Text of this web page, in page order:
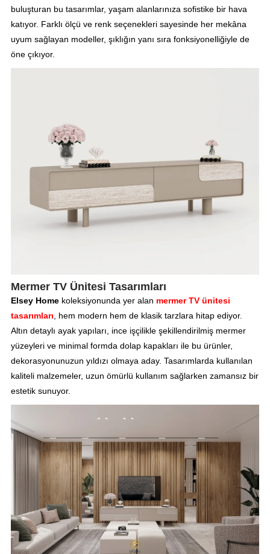
buluşturan bu tasarımlar, yaşam alanlarınıza sofistike bir hava
katıyor. Farklı ölçü ve renk seçenekleri sayesinde her mekâna
uyum sağlayan modeller, şıklığın yanı sıra fonksiyonelliğiyle de
öne çıkıyor.
Mermer TV Ünitesi Tasarımları
Elsey Homekoleksiyonunda yer alan mermer TV ünitesi
tasarımları , hem modern hem de klasik tarzlara hitap ediyor.
Altın detaylı ayak yapıları, ince işçilikle şekillendirilmiş mermer
yüzeyleri ve minimal formda dolap kapakları ile bu ürünler,
dekorasyonunuzun yıldızı olmaya aday. Tasarımlarda kullanılan
kaliteli malzemeler, uzun ömürlü kullanım sağlarken zamansız bir
estetik sunuyor.